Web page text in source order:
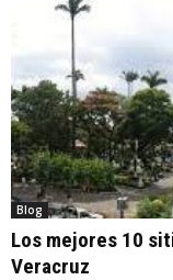
Blog
Los mejores 10
Veracruz